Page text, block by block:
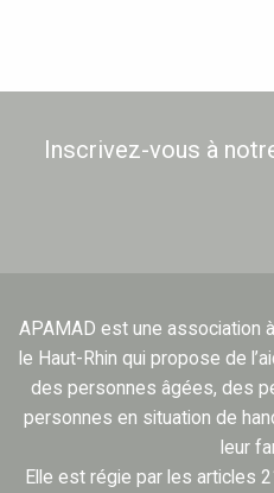
Inscrivez-vous à
APAMAD est une association
le Haut-Rhin qui propose de
des personnes âgées, des
personnes en situation de
leur
Elle est régie par les articles